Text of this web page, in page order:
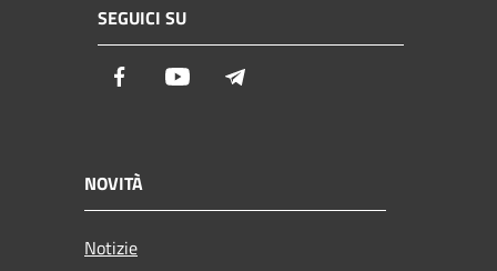
SEGUICI SU
Facebook Youtube
NOVITÀ
Notizie